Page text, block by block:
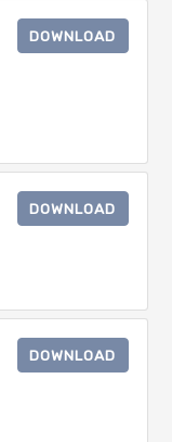
DOWNLOAD
DOWNLOAD
DOWNLOAD